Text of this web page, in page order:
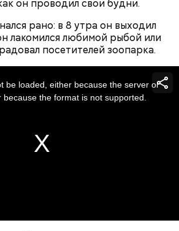
он проводил свои будни.
рано: в 8 утра он выходил
лакомился любимой рыбой или
посетителей зоопарка.
be loaded, either because the server or
because the format is not supported.
много сахара, который
С одной стороны — это
дает энергию. Но важно
дынями не нужно сильно